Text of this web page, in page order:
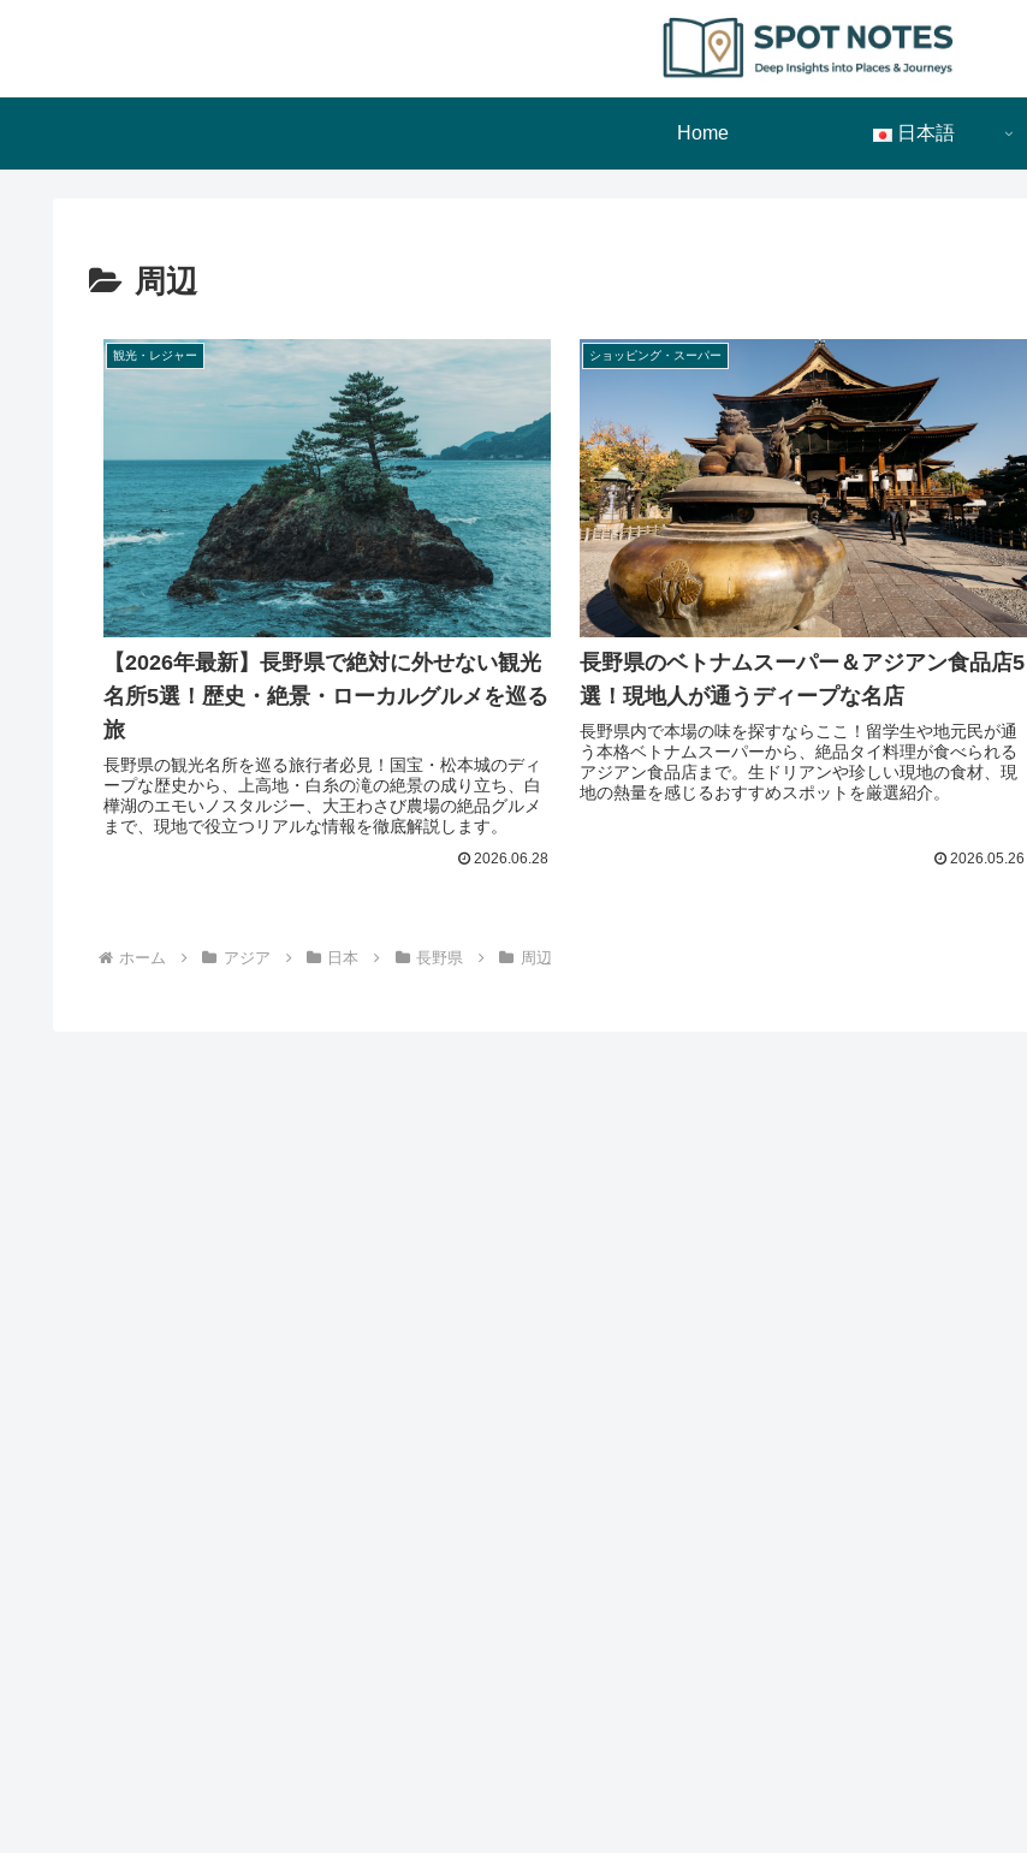
Home 日本語
周辺
観光・レジャー
【2026年最新】長野県で絶対に外せない観光
名所5選！歴史・絶景・ローカルグルメを巡る
旅
長野県の観光名所を巡る旅行者必見！国宝・松本城のディ
ープな歴史から、上高地・白糸の滝の絶景の成り立ち、白
樺湖のエモいノスタルジー、大王わさび農場の絶品グルメ
まで、現地で役立つリアルな情報を徹底解説します。
2026.06.28
ショッピング・スーパー
長野県のベトナムスーパー＆アジアン食品店5
選！現地人が通うディープな名店
長野県内で本場の味を探すならここ！留学生や地元民が通
う本格ベトナムスーパーから、絶品タイ料理が食べられる
アジアン食品店まで。生ドリアンや珍しい現地の食材、現
地の熱量を感じるおすすめスポットを厳選紹介。
2026.05.26
ホーム アジア 日本 長野県 周辺